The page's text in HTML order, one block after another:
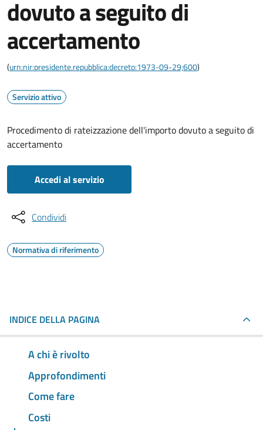
dovuto a seguito di
accertamento
(urn:nir:presidente.repubblica:decreto:1973-09-29;600)
Servizio attivo
Procedimento di rateizzazione dell'importo dovuto a seguito di
accertamento
Accedi al servizio
Condividi
Normativa di riferimento
INDICE DELLA PAGINA
A chi è rivolto
Approfondimenti
Come fare
Costi